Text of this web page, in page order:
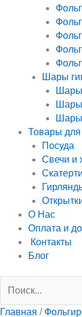
Шары
Шары
Шары
Товары для
Посуда
Свечи и
О Нас
Оплата и
Контакты
Блог
Главная /